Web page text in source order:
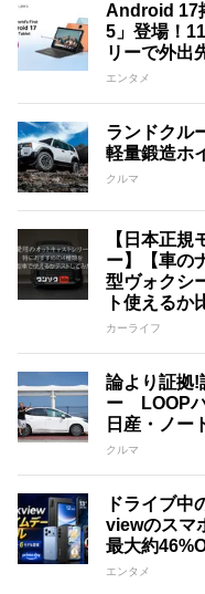
Android 17
5」登場！
リーで外出
エンタメ
ランドクル
軽量鍛造ホ
クルマ
【日本正
ー】【車の
型ヴォクシ
ト使えるか
カーライフ
論より証拠!
ー LOOPパ
日産・ノー
クルマ
ドライブ
viewのスマ
最大約
エンタメ